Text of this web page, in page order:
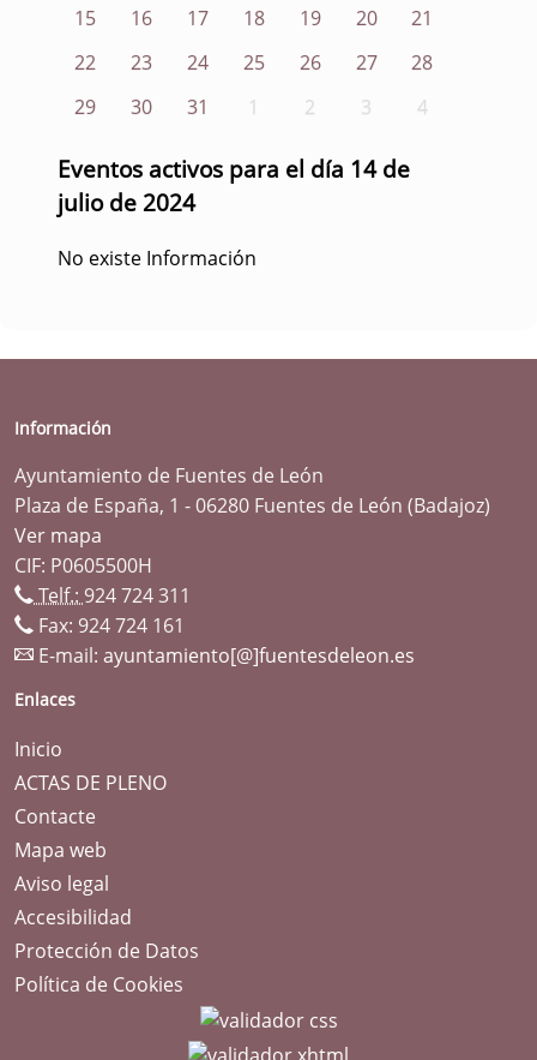
15
16 17 18 19 20
21
22
23 24 25 26 27
28
29
30 31 1 2 3 4
Eventos activos para el día 14 de
julio de 2024
No existe Información
Información
Ayuntamiento de Fuentes de León
Plaza de España, 1 - 06280 Fuentes de León (Badajoz)
Ver mapa
CIF: P0605500H
Telf.: 924 724 311
Fax: 924 724 161
E-mail: ayuntamiento[@]fuentesdeleon.es
Enlaces
Inicio
ACTAS DE PLENO
Contacte
Mapa web
Aviso legal
Accesibilidad
Protección de Datos
Política de Cookies